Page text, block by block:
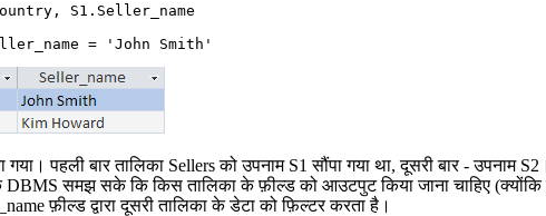
S1.Seller_name
पहली बार तालिका Sellers को उपनाम S1 सौंपा गया था, दूसरी बार -
DBMS समझ सके कि किस तालिका के फ़ील्ड को आउटपुट किया जाना चाहिए
फ़ील्ड द्वारा दूसरी तालिका के डेटा को फ़िल्टर करता है।